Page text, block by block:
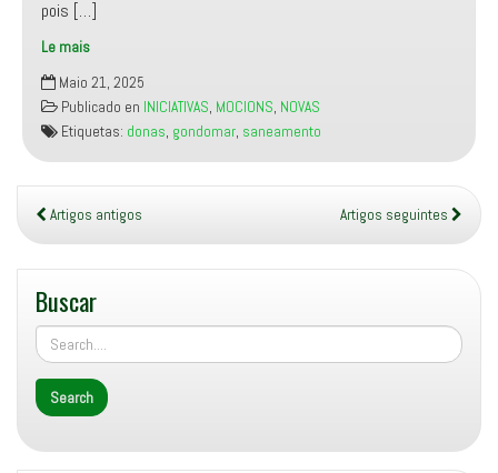
pois […]
Le mais
Manifesto
Miñor
reclama
ao
goberno
municipal
a
reparación
do
saneamento
no
barrio
do
Souto,
en
Maio 21, 2025
Publicado en INICIATIVAS, MOCIONS, NOVAS
Etiquetas: donas, gondomar, saneamento
Artigos antigos Artigos seguintes
Buscar